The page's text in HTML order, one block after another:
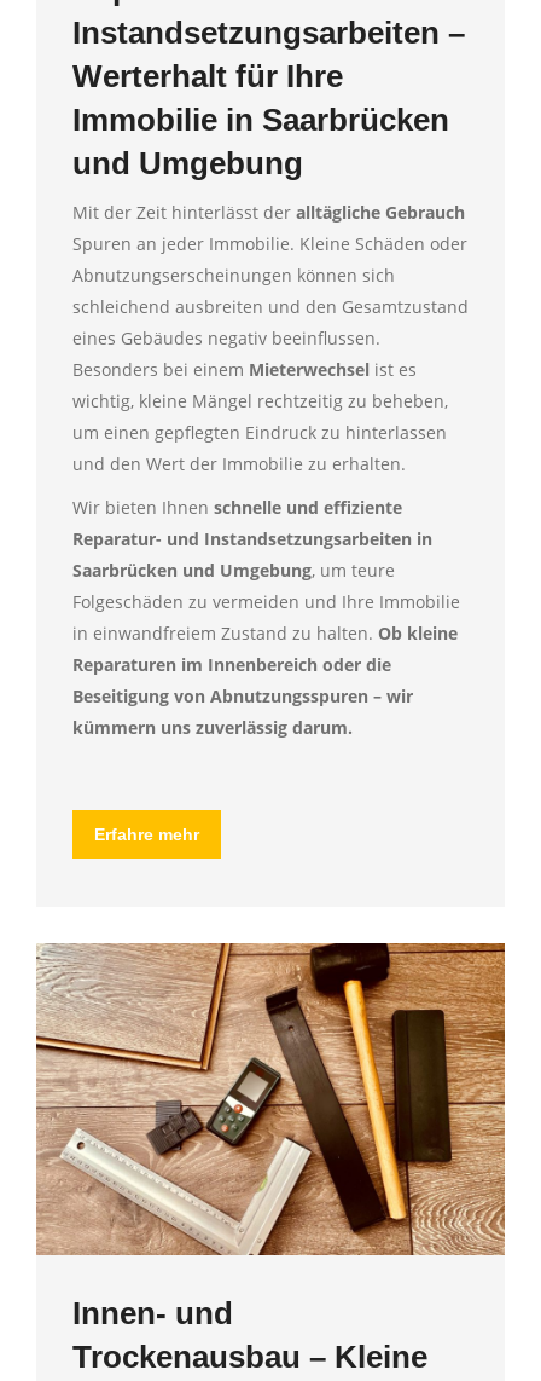
Instandsetzungsarbeiten –
Werterhalt für Ihre
Immobilie in Saarbrücken
und Umgebung
Mit der Zeit hinterlässt der alltägliche Gebrauch
Spuren an jeder Immobilie. Kleine Schäden oder
Abnutzungserscheinungen können sich
schleichend ausbreiten und den Gesamtzustand
eines Gebäudes negativ beeinflussen.
Besonders bei einem Mieterwechsel ist es
wichtig, kleine Mängel rechtzeitig zu beheben,
um einen gepflegten Eindruck zu hinterlassen
und den Wert der Immobilie zu erhalten.
Wir bieten Ihnen schnelle und effiziente
Reparatur- und Instandsetzungsarbeiten in
Saarbrücken und Umgebung, um teure
Folgeschäden zu vermeiden und Ihre Immobilie
in einwandfreiem Zustand zu halten. Ob kleine
Reparaturen im Innenbereich oder die
Beseitigung von Abnutzungsspuren – wir
kümmern uns zuverlässig darum.
Erfahre mehr
Innen- und
Trockenausbau – Kleine